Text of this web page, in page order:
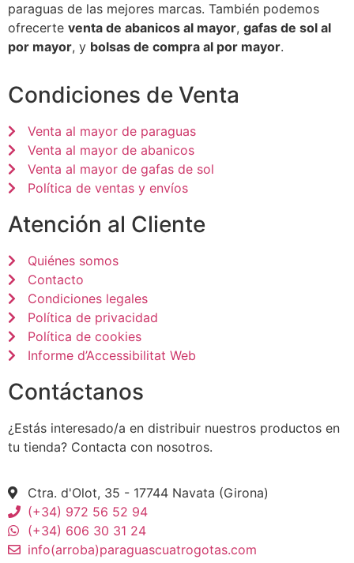
paraguas de las mejores marcas. También podemos
ofrecerte venta de abanicos al mayor, gafas de sol al
por mayor, y bolsas de compra al por mayor.
Condiciones de Venta
Venta al mayor de paraguas
Venta al mayor de abanicos
Venta al mayor de gafas de sol
Política de ventas y envíos
Atención al Cliente
Quiénes somos
Contacto
Condiciones legales
Política de privacidad
Política de cookies
Informe d’Accessibilitat Web
Contáctanos
¿Estás interesado/a en distribuir nuestros productos en
tu tienda? Contacta con nosotros.
Ctra. d'Olot, 35 - 17744 Navata (Girona)
(+34) 972 56 52 94
(+34) 606 30 31 24
info(arroba)paraguascuatrogotas.com